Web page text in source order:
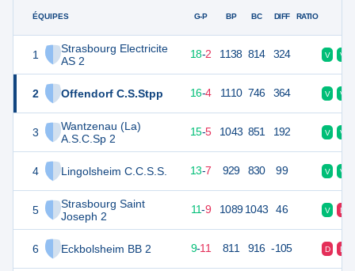
ÉQUIPES
1
Strasbourg Electricite
AS 2
2 Offendorf C.S.Stpp
3
Wantzenau (La)
A.S.C.Sp 2
4 Lingolsheim C.C.S.S.
5
Strasbourg Saint
Joseph 2
6 Eckbolsheim BB 2
G-P BP BC DIFF RATIO
38 20 18-2 1138 814 324 V V
36 16-4 1110 746 364 V V
35 15-5 1043 851 192 V V
33 13-7 929 830 99 V V
31 11-9 1089 1043 46 V D
29 9-11 811 916 -105 D D